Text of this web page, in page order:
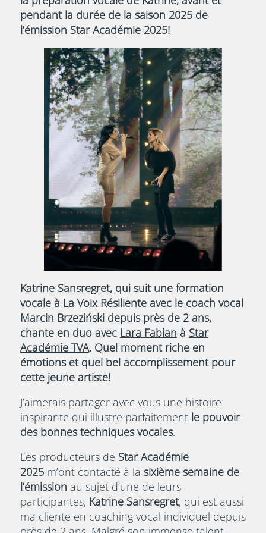
pendant la durée de la saison 2025 de
l’émission Star Académie 2025!
Katrine Sansregret, qui suit une formation
vocale à La Voix Résiliente avec le coach vocal
Marcin Brzeziński depuis près de 2 ans,
chante en duo avec Lara Fabian à Star
Académie TVA. Quel moment riche en
émotions et quel bel accomplissement pour
cette jeune artiste!
J’aimerais partager avec vous une histoire
inspirante qui illustre parfaitement le pouvoir
des bonnes techniques vocales.
Les producteurs de Star Académie
2025m’ont contacté à la sixième semaine de
l’émission au sujet d’une de leurs
participantes, Katrine Sansregret, qui est aussi
ma cliente en coaching vocal individuel depuis